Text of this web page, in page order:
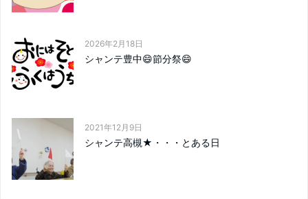
2026年2月18日
シャンテ豊中😄節分祭😄
2021年12月9日
シャンテ高槻★・・・とある日